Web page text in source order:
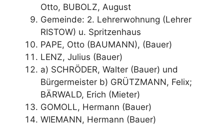
Otto, BUBOLZ, August
Gemeinde: 2. Lehrerwohnung (Lehrer
RISTOW) u. Spritzenhaus
PAPE, Otto (BAUMANN), (Bauer)
LENZ, Julius (Bauer)
a) SCHRÖDER, Walter (Bauer) und
Bürgermeister b) GRÜTZMANN, Felix;
BÄRWALD, Erich (Mieter)
GOMOLL, Hermann (Bauer)
WIEMANN, Hermann (Bauer)